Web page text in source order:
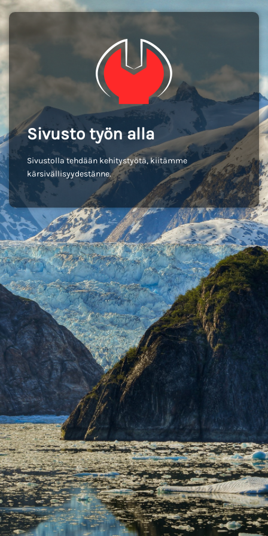
Sivusto työn alla
Sivustolla tehdään kehitystyötä, kiitämme
kärsivällisyydestänne.